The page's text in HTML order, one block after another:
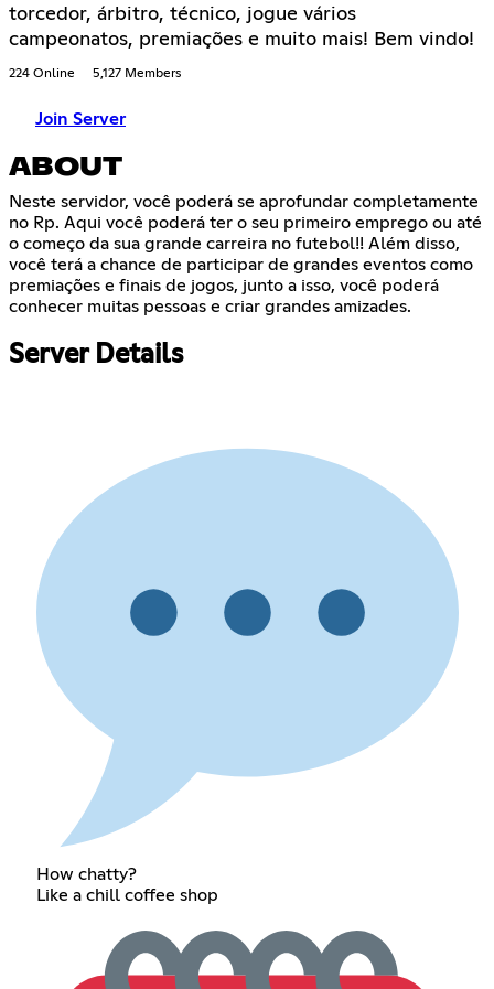
torcedor, árbitro, técnico, jogue vários
campeonatos, premiações e muito mais! Bem vindo!
224 Online 5,127 Members
Join Server
ABOUT
Neste servidor, você poderá se aprofundar completamente
no Rp. Aqui você poderá ter o seu primeiro emprego ou até
o começo da sua grande carreira no futebol!! Além disso,
você terá a chance de participar de grandes eventos como
premiações e finais de jogos, junto a isso, você poderá
conhecer muitas pessoas e criar grandes amizades.
Server Details
How chatty?
Like a chill coffee shop